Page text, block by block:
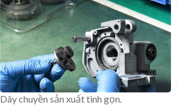
Dây chuyền sản xuất tinh gọn.